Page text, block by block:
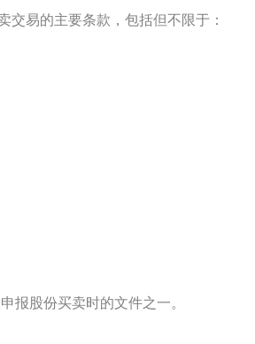
交易的主要条款，包括但不限于：
报股份买卖时的文件之一。